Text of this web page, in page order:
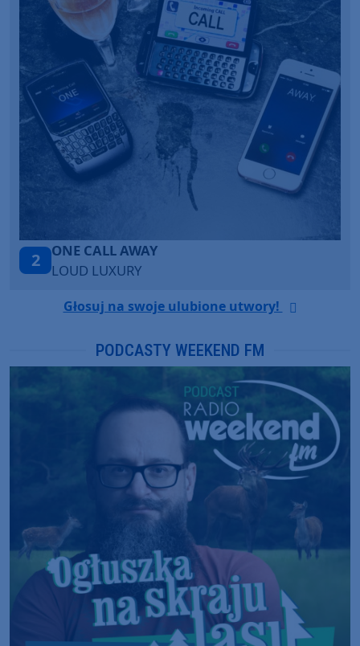
3
Talk To You
ANOTR ft. 54 Ultra
Głosuj na swoje ulubione utwory!
PODCASTY WEEKEND FM